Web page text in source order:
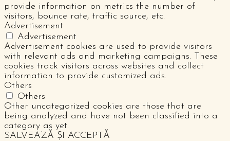
provide information on metrics the number of
visitors, bounce rate, traffic source, etc.
Advertisement
Advertisement
Advertisement cookies are used to provide visitors
with relevant ads and marketing campaigns. These
cookies track visitors across websites and collect
information to provide customized ads.
Others
Others
Other uncategorized cookies are those that are
being analyzed and have not been classified into a
category as yet.
SALVEAZĂ ȘI ACCEPTĂ